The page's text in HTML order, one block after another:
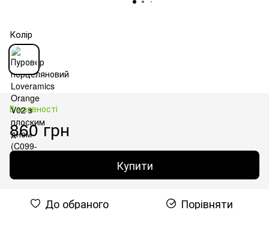
Колір
В наявності
860 грн
Купити
До обраного Порівняти